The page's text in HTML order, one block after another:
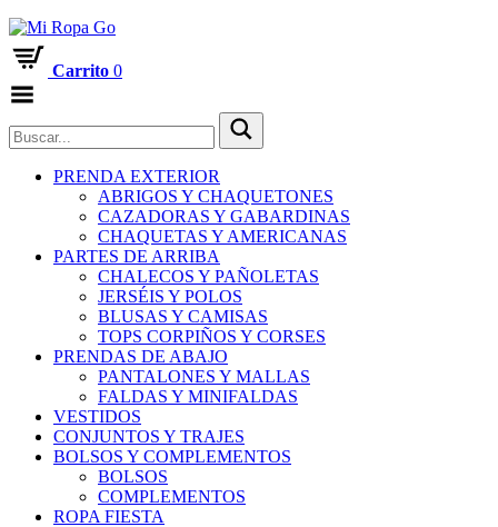
Carrito 0
PRENDA EXTERIOR
ABRIGOS Y CHAQUETONES
CAZADORAS Y GABARDINAS
CHAQUETAS Y AMERICANAS
PARTES DE ARRIBA
CHALECOS Y PAÑOLETAS
JERSÉIS Y POLOS
BLUSAS Y CAMISAS
TOPS CORPIÑOS Y CORSES
PRENDAS DE ABAJO
PANTALONES Y MALLAS
FALDAS Y MINIFALDAS
VESTIDOS
CONJUNTOS Y TRAJES
BOLSOS Y COMPLEMENTOS
BOLSOS
COMPLEMENTOS
ROPA FIESTA